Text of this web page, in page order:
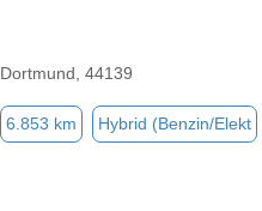
Dortmund, 44139
6.853 km Hybrid (Benzin/Elekt